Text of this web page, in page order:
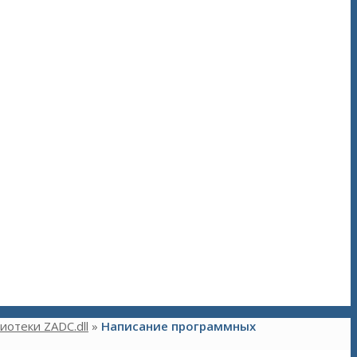
ZADC.dll » Написание программных